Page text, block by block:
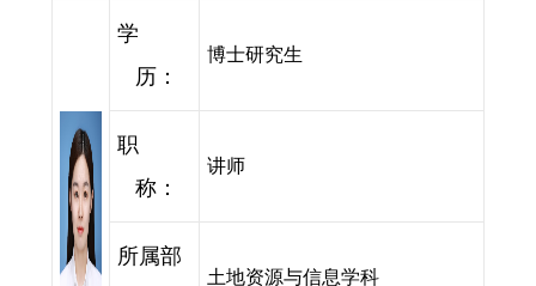
学
历：
博士研究生
职
称：
讲师
所属部
土地资源与信息学科